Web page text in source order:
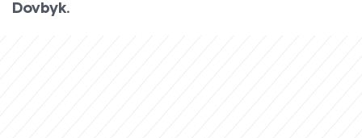
Dovbyk.